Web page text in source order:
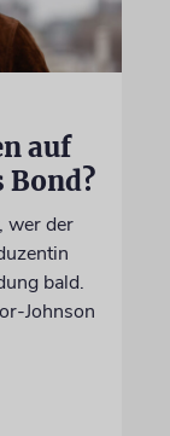
auf
Bond?
wer der
bald.
Johnson